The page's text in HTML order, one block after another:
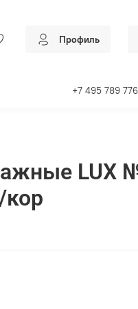
Профиль
+7 495 789
LUX
кор